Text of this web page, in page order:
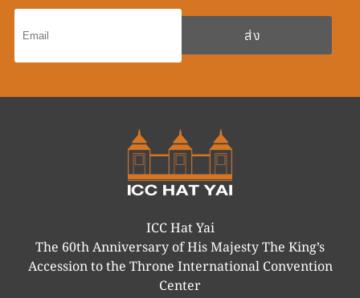
ICC Hat Yai
The 60th Anniversary of His Majesty The King’s
Accession to the Throne International Convention
Center